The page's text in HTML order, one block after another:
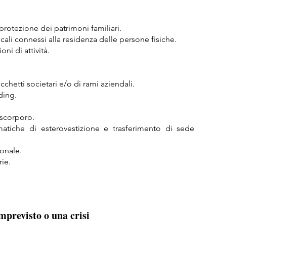
dei patrimoni familiari.
connessi alla residenza delle persone fisiche.
di attività.
societari e/o di rami aziendali.
di esterovestizione e trasferimento di sede
o una crisi